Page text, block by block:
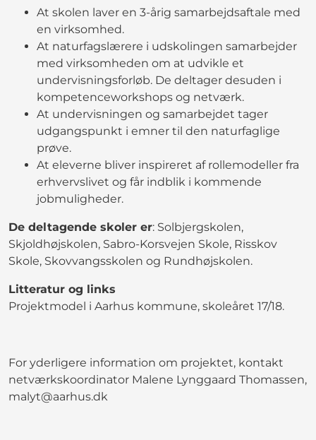
At skolen laver en 3-årig samarbejdsaftale med
en virksomhed.
At naturfagslærere i udskolingen samarbejder
med virksomheden om at udvikle et
undervisningsforløb. De deltager desuden i
kompetenceworkshops og netværk.
At undervisningen og samarbejdet tager
udgangspunkt i emner til den naturfaglige
prøve.
At eleverne bliver inspireret af rollemodeller fra
erhvervslivet og får indblik i kommende
jobmuligheder.
De deltagende skoler er: Solbjergskolen,
Skjoldhøjskolen, Sabro-Korsvejen Skole, Risskov
Skole, Skovvangsskolen og Rundhøjskolen.
Litteratur og links
Projektmodel i Aarhus kommune, skoleåret 17/18.
For yderligere information om projektet, kontakt
netværkskoordinator Malene Lynggaard Thomassen,
malyt@aarhus.dk